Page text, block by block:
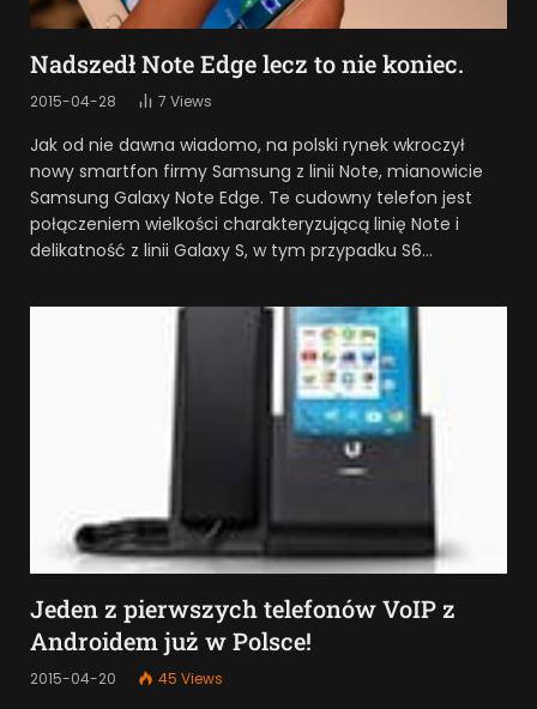
Nadszedł Note Edge lecz to nie koniec.
2015-04-28 7 Views
Jak od nie dawna wiadomo, na polski rynek wkroczył
nowy smartfon firmy Samsung z linii Note, mianowicie
Samsung Galaxy Note Edge. Te cudowny telefon jest
połączeniem wielkości charakteryzującą linię Note i
delikatność z linii Galaxy S, w tym przypadku S6…
Jeden z pierwszych telefonów VoIP z
Androidem już w Polsce!
2015-04-20 45 Views